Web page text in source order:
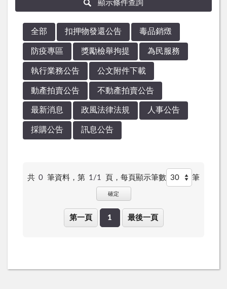
顯示條件查詢
全部 扣押物發還公告 毒品銷燬
防疫專區 獎勵檢舉拘提 為民服務
執行業務公告 公文附件下載
動產拍賣公告 不動產拍賣公告
最新消息 政風法律法規 人事公告
採購公告 訊息公告
共 0 筆資料，第 1/1 頁， 每頁顯示筆數 筆
確定
第一頁 1 最後一頁